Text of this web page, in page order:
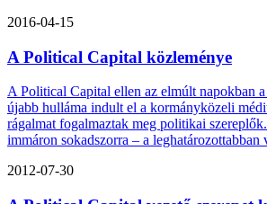
2016-04-15
A Political Capital közleménye
A Political Capital ellen az elmúlt napokban
újabb hulláma indult el a kormányközeli
rágalmat fogalmaztak meg politikai
immáron sokadszorra – a leghatározottabban
2012-07-30